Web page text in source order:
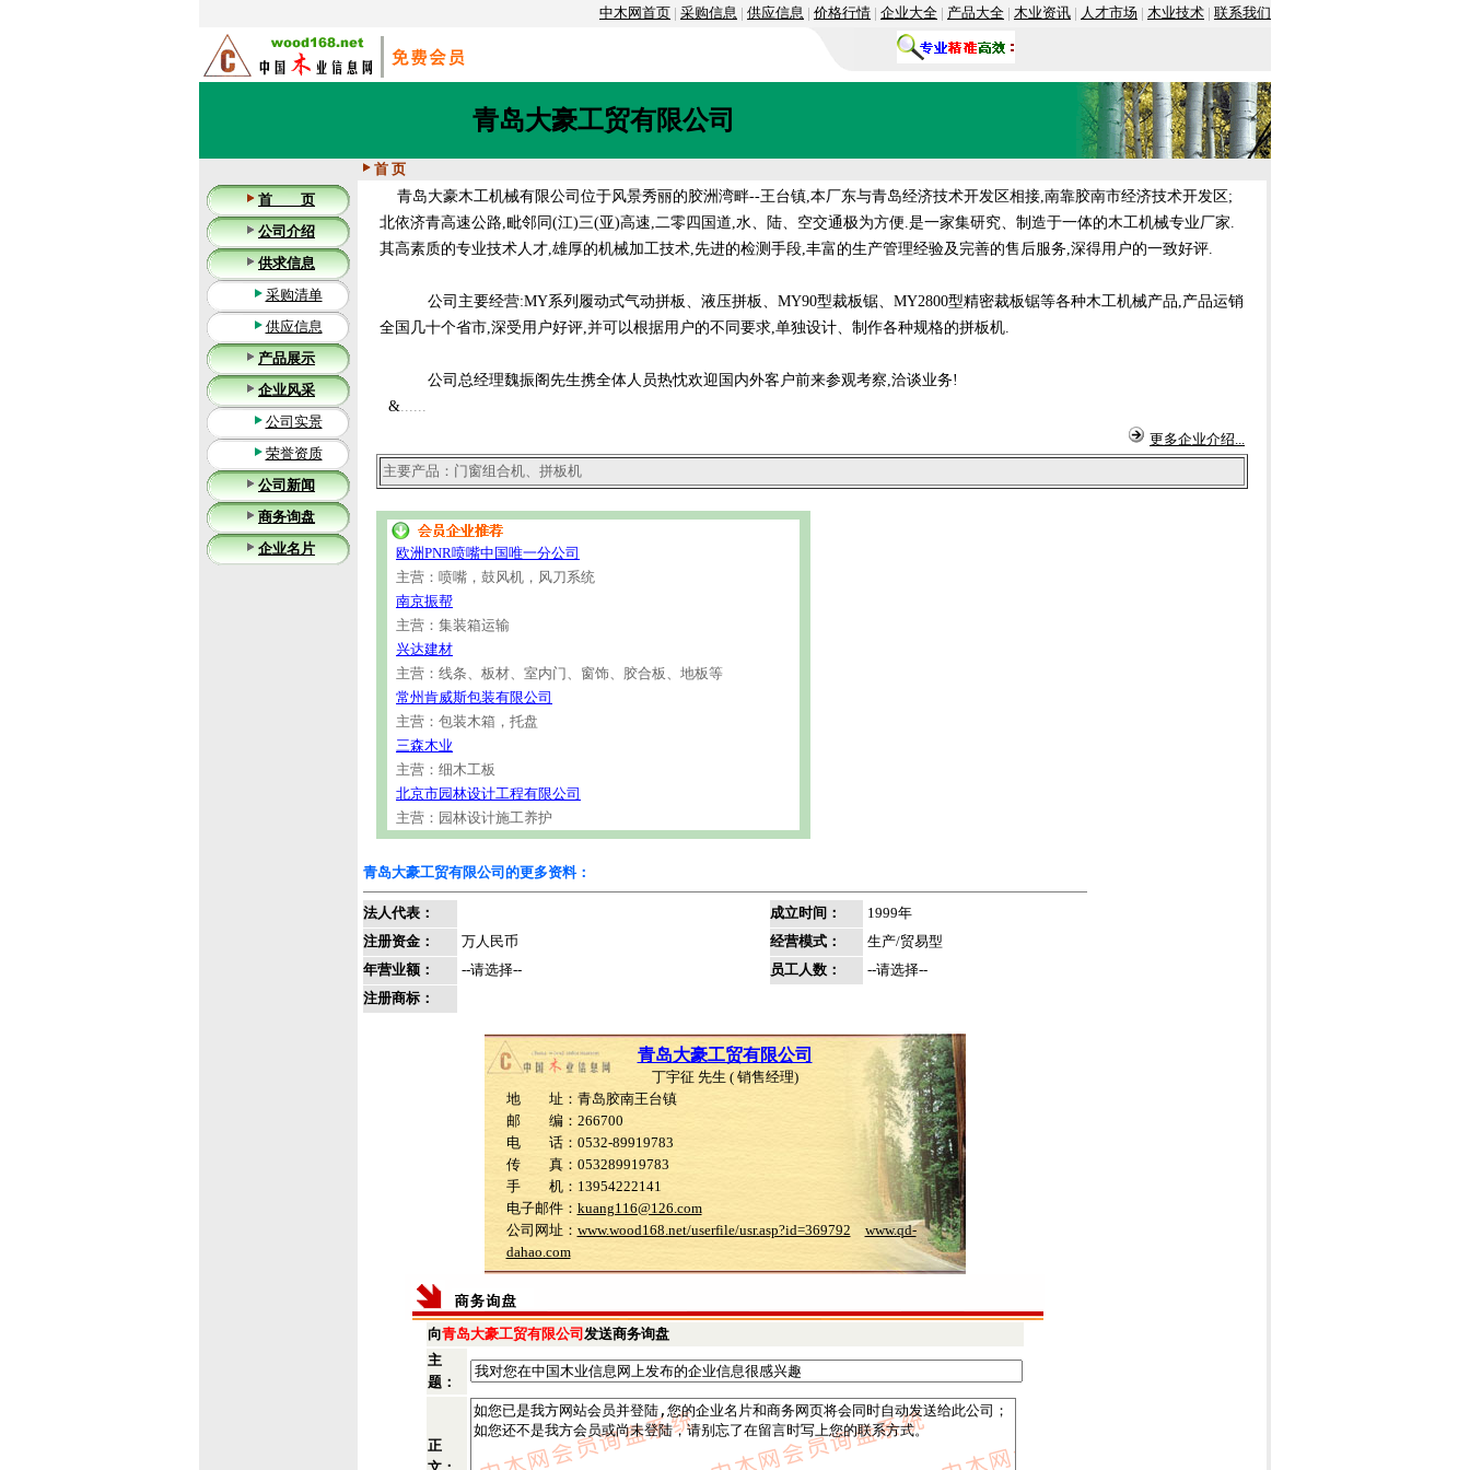
中木网首页 | 采购信息 | 供应信息 | 价格行情 | 企业大全 | 产品大全 | 木业资讯 | 人才市场 | 木业技术 | 联系我们
青岛大豪工贸有限公司
首 页
公司介绍
供求信息
采购清单
供应信息
产品展示
企业风采
公司实景
荣誉资质
公司新闻
商务询盘
企业名片
首 页
青岛大豪木工机械有限公司位于风景秀丽的胶洲湾畔--王台镇,本厂东与青岛经济技术开发区相接,南靠胶南市经济技术开发区;
北依济青高速公路,毗邻同(江)三(亚)高速,二零四国道,水、陆、空交通极为方便.是一家集研究、制造于一体的木工机械专业厂家.
其高素质的专业技术人才,雄厚的机械加工技术,先进的检测手段,丰富的生产管理经验及完善的售后服务,深得用户的一致好评.
公司主要经营:MY系列履动式气动拼板、液压拼板、MY90型裁板锯、MY2800型精密裁板锯等各种木工机械产品,产品运销
全国几十个省市,深受用户好评,并可以根据用户的不同要求,单独设计、制作各种规格的拼板机.
公司总经理魏振阁先生携全体人员热忱欢迎国内外客户前来参观考察,洽谈业务!
&......
更多企业介绍...
主要产品：门窗组合机、拼板机
欧洲PNR喷嘴中国唯一分公司
主营：喷嘴，鼓风机，风刀系统
南京振帮
主营：集装箱运输
兴达建材
主营：线条、板材、室内门、窗饰、胶合板、地板等
常州肯威斯包装有限公司
主营：包装木箱，托盘
三森木业
主营：细木工板
北京市园林设计工程有限公司
主营：园林设计施工养护
青岛大豪工贸有限公司的更多资料：
法人代表： 成立时间：
1999年
注册资金：
万人民币 经营模式：
生产/贸易型
年营业额：
--请选择-- 员工人数：
--请选择--
注册商标：
青岛大豪工贸有限公司
丁宇征 先生 ( 销售经理)
地 址：青岛胶南王台镇
邮 编：266700
电 话：0532-89919783
传 真：053289919783
手 机：13954222141
电子邮件： kuang116@126.com
公司网址： www.wood168.net/userfile/usr.asp?id=369792
www.qd-
dahao.com
向青岛大豪工贸有限公司 发送商务询盘
主
题：
正